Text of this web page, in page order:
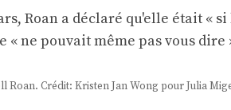
Roan a déclaré qu'elle était «
« ne pouvait même pas vous
Roan. Crédit: Kristen Jan Wong pour Julia